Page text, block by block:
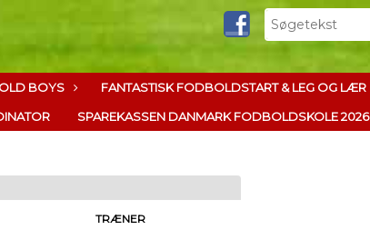
OLD BOYS FANTASTISK FODBOLDSTART & LEG OG LÆR
SPAREKASSEN DANMARK FODBOLDSKOLE 2026
TRÆNER